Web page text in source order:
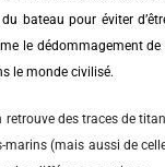
bateau pour éviter
le dédommagement
le monde civilisé.
retrouve des traces de
(mais aussi de